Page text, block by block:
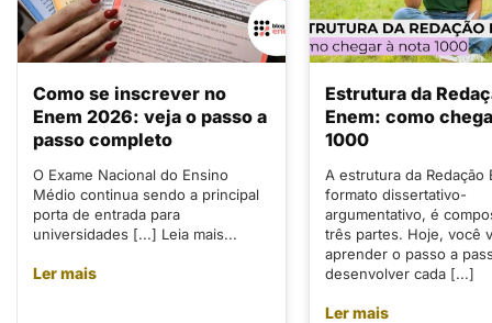
Como se inscrever no
Enem 2026: veja o passo a
passo completo
O Exame Nacional do Ensino
Médio continua sendo a principal
porta de entrada para
universidades [...] Leia mais...
Ler mais
Estrutura da
Enem: como
1000
A estrutura da Redação
formato dissertativo-
argumentativo, é
três partes. Hoje, você
aprender o passo a
desenvolver cada [...]
Ler mais